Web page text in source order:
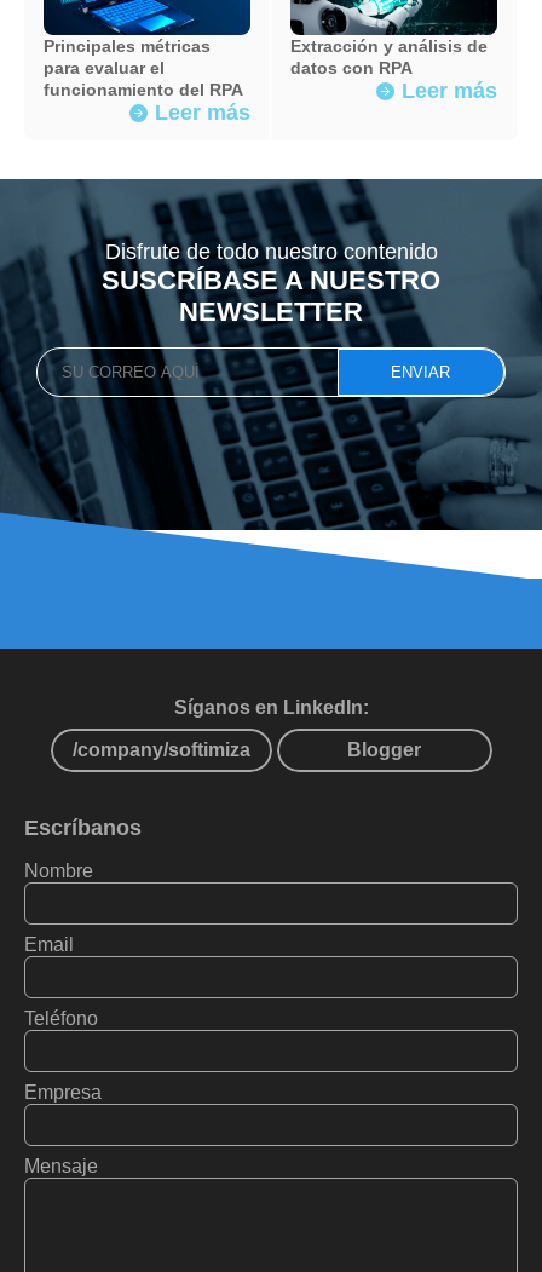
Principales métricas
para evaluar el
funcionamiento del RPA
arrow_forward Leer más
Extracción y análisis de
datos con RPA
arrow_forward Leer más
Disfrute de todo nuestro contenido
SUSCRÍBASE A NUESTRO
NEWSLETTER
Síganos en LinkedIn:
/company/softimiza Blogger
Escríbanos
Nombre
Email
Teléfono
Empresa
Mensaje